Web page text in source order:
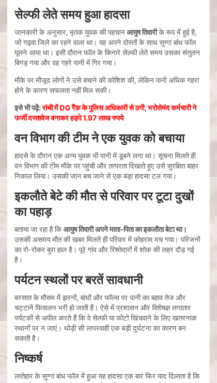
सेल्फी लेते समय हुआ हादसा
जानकारी के अनुसार, मृतक युवक की पहचान आयुष तिवारीके रूप में हुई है,
जो गढ़वा जिले का रहने वाला था। वह अपने दोस्तों के साथ सुग्गा बांध फॉल
घूमने आया था। इसी दौरान फॉल के किनारे सेल्फी लेते समय उसका संतुलन
बिगड़ गया और वह गहरे पानी में गिर गया।
मौके पर मौजूद लोगों ने उसे बचाने की कोशिश की, लेकिन पानी अधिक गहरा
होने के कारण सफलता नहीं मिल सकी।
इसे भी पढ़ें:रांची में DG रैंक के पुलिस अधिकारी से ठगी, भरोसेमंद कर्मचारी ने
फर्जी दस्तावेज बनाकर हड़पे 1.97 लाख रुपये
वन विभाग की टीम ने एक युवक को बचाया
हादसे के दौरान एक अन्य युवक भी पानी में डूबने लगा था। सूचना मिलते ही
वन विभाग की टीम मौके पर पहुंची और तत्परता दिखाते हुए उसे सुरक्षित बाहर
निकाल लिया। उसकी जान बच जाने से एक बड़ा हादसा टल गया।
इकलौते बेटे की मौत से परिवार पर टूटा दुखों
का पहाड़
बताया जा रहा है किआयुष तिवारी अपने माता-पिता का इकलौता बेटा था।
उसकी असमय मौत की खबर मिलते ही परिवार में कोहराम मच गया। परिजनों
का रो-रोकर बुरा हाल है। पूरे गांव और रिश्तेदारों में शोक की लहर दौड़ गई
है।
पर्यटन स्थलों पर बरतें सावधानी
बरसात के मौसम में झरनों, बांधों और फॉल्स पर पानी का बहाव तेज और
चट्टानें फिसलन भरी हो जाती हैं। ऐसे में प्रशासन और विशेषज्ञ लगातार
पर्यटकों से अपील करते हैं कि वे सेल्फी या फोटो खिंचवाने के लिए खतरनाक
स्थानों पर न जाएं। थोड़ी सी लापरवाही एक बड़ी दुर्घटना का कारण बन
सकती है।
निष्कर्ष
लातेहार के सुग्गा बांध फॉल में हुआ यह हादसा एक बार फिर याद दिलाता है कि